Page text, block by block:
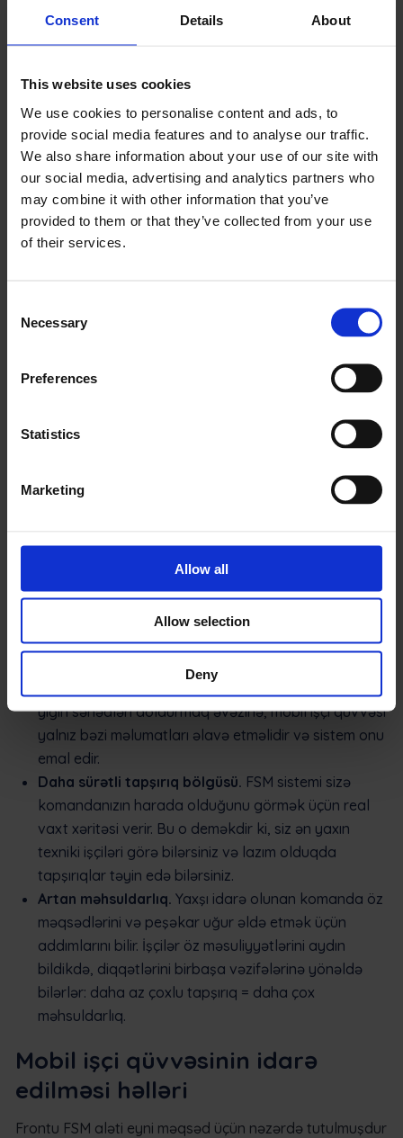
Consent Details About
This website uses cookies
We use cookies to personalise content and ads, to
provide social media features and to analyse our traffic.
We also share information about your use of our site with
our social media, advertising and analytics partners who
may combine it with other information that you’ve
provided to them or that they’ve collected from your use
of their services.
Selection
Necessary
Preferences
Statistics
Marketing
Allow all
Allow selection
Deny
axınınızı da dəyişə bilərsiniz. Komanda üzvlərinin bir
yerdən uzaqdan işləyə biləcəklər.
Mobil işçi qüvvəsinin idarə edilməsi
proqramı digər üstünlüklər verir
idarəetmə işçiləri müstəqillikdən məhrum etməyə
meyllidir, çünki onların bütün tapşırıqları diqqətlə
şəkildə həyata keçirə və planlaşdıra bildikdə, arxa
ofislə məsləhətləşməyə sərf olunan vaxtı azaldırlar.
İş sürəti artır, texniki və mühəndislərə daha çox
tapşırıq yerinə yetirməyə imkan verir.
Azaldılmış inzibati iş.Sistem işçilərin yerinə yetirməli
olduğu tapşırıqları göstərir. Onlar bu məlumatı bir
yığın sənədləri doldurmaq əvəzinə, mobil işçi qüvvəsi
yalnız bəzi məlumatları əlavə etməlidir və sistem onu ​​
emal edir.
Daha sürətli tapşırıq bölgüsü. FSM sistemi sizə
komandanızın harada olduğunu görmək üçün real
vaxt xəritəsi verir. Bu o deməkdir ki, siz ən yaxın
texniki işçiləri görə bilərsiniz və lazım olduqda
tapşırıqlar təyin edə bilərsiniz.
Artan məhsuldarlıq. Yaxşı idarə olunan komanda öz
məqsədlərini və peşəkar uğur əldə etmək üçün
addımlarını bilir. İşçilər öz məsuliyyətlərini aydın
bildikdə, diqqətlərini birbaşa vəzifələrinə yönəldə
bilərlər: daha az çoxlu tapşırıq = daha çox
məhsuldarlıq.
Mobil işçi qüvvəsinin idarə
edilməsi həlləri
Frontu FSM aləti eyni məqsəd üçün nəzərdə tutulmuşdur